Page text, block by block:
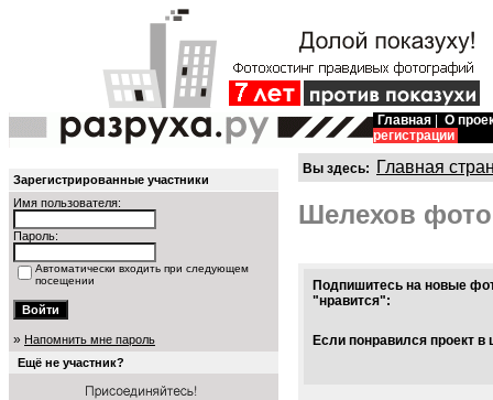
Главная
О
регистрации
Зарегистрированные участники
Имя пользователя:
Пароль:
Автоматически входить при следующем
посещении
» Напомнить мне пароль
Ещё не участник?
Вы здесь: Главная
Шелехов фото
Подпишитесь на новые
"нравится":
Если понравился проект